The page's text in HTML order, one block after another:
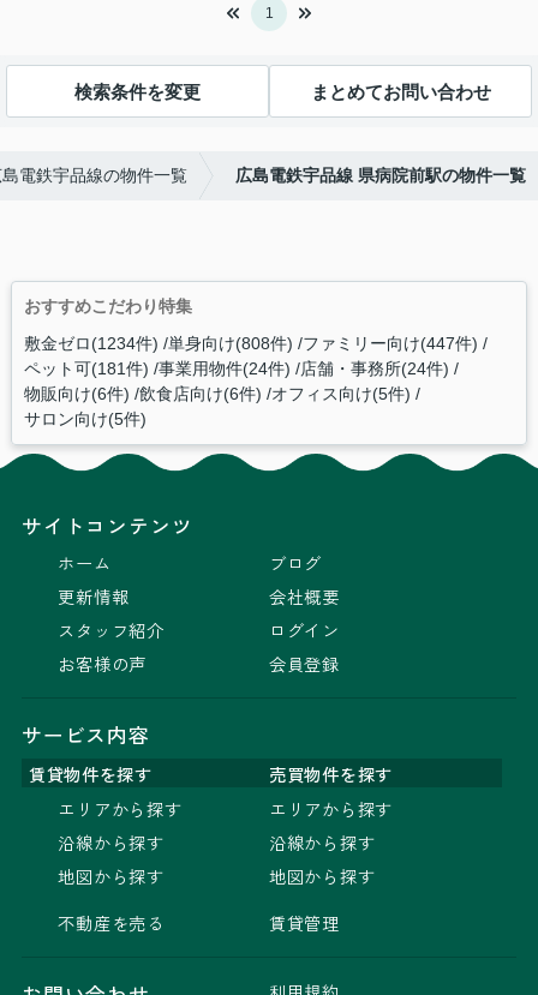
1
検索条件を変更 まとめてお問い合わせ
電鉄宇品線の物件一覧 広島電鉄宇品線 県病院前駅の物件一覧
おすすめこだわり特集
敷金ゼロ(1234件) 単身向け(808件) ファミリー向け(447件)
ペット可(181件) 事業用物件(24件) 店舗・事務所(24件)
物販向け(6件) 飲食店向け(6件) オフィス向け(5件)
サロン向け(5件)
サイトコンテンツ
ホーム
更新情報
スタッフ紹介
お客様の声
ブログ
会社概要
ログイン
会員登録
サービス内容
賃貸物件を探す
売買物件を探す
エリアから探す
沿線から探す
地図から探す
不動産を売る
エリアから探す
沿線から探す
地図から探す
賃貸管理